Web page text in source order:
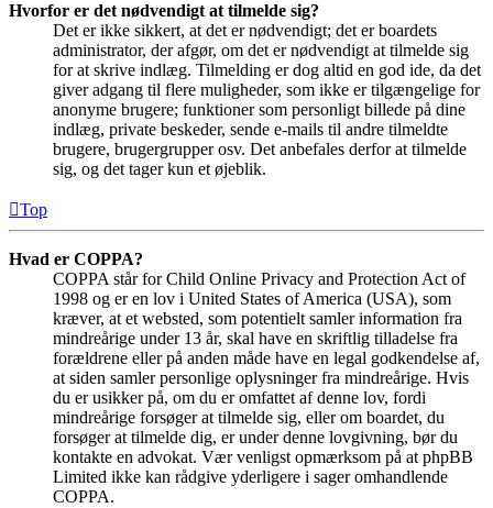
Hvorfor er det nødvendigt at tilmelde sig?
Det er ikke sikkert, at det er nødvendigt; det er boardets
administrator, der afgør, om det er nødvendigt at tilmelde sig
for at skrive indlæg. Tilmelding er dog altid en god ide, da det
giver adgang til flere muligheder, som ikke er tilgængelige for
anonyme brugere; funktioner som personligt billede på dine
indlæg, private beskeder, sende e-mails til andre tilmeldte
brugere, brugergrupper osv. Det anbefales derfor at tilmelde
sig, og det tager kun et øjeblik.
Top
Hvad er COPPA?
COPPA står for Child Online Privacy and Protection Act of
1998 og er en lov i United States of America (USA), som
kræver, at et websted, som potentielt samler information fra
mindreårige under 13 år, skal have en skriftlig tilladelse fra
forældrene eller på anden måde have en legal godkendelse af,
at siden samler personlige oplysninger fra mindreårige. Hvis
du er usikker på, om du er omfattet af denne lov, fordi
mindreårige forsøger at tilmelde sig, eller om boardet, du
forsøger at tilmelde dig, er under denne lovgivning, bør du
kontakte en advokat. Vær venligst opmærksom på at phpBB
Limited ikke kan rådgive yderligere i sager omhandlende
COPPA.